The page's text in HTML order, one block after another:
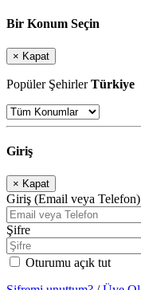
Bir Konum Seçin
× Kapat
Popüler ŞehirlerTürkiye
Giriş
× Kapat
Giriş (Email veya Telefon)
Şifre
Oturumu açık tut